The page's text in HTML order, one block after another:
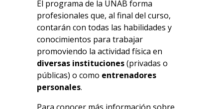
El programa de la UNAB forma
profesionales que, al final del curso,
contarán con todas las habilidades y
conocimientos para trabajar
promoviendo la actividad física en
diversas instituciones(privadas o
públicas) o como entrenadores
personales.